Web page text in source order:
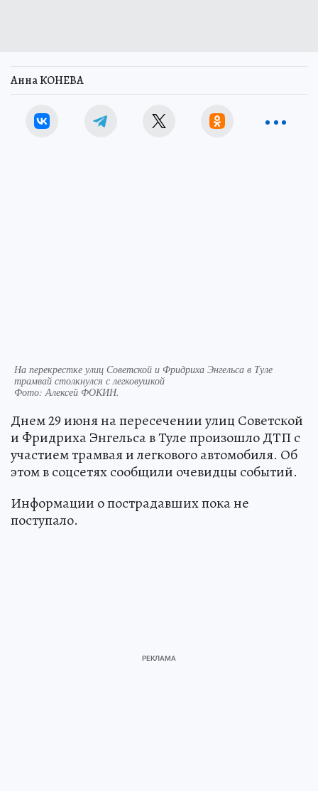
Анна КОНЕВА
На перекрестке улиц Советской и Фридриха Энгельса в Туле
трамвай столкнулся с легковушкой
Фото: Алексей ФОКИН.
Днем 29 июня на пересечении улиц Советской
и Фридриха Энгельса в Туле произошло ДТП с
участием трамвая и легкового автомобиля. Об
этом в соцсетях сообщили очевидцы событий.
Информации о пострадавших пока не
поступало.